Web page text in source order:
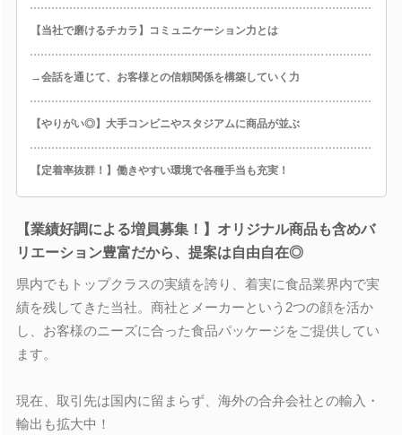
【当社で磨けるチカラ】コミュニケーション力とは
→会話を通じて、お客様との信頼関係を構築していく力
【やりがい◎】大手コンビニやスタジアムに商品が並ぶ
【定着率抜群！】働きやすい環境で各種手当も充実！
【業績好調による増員募集！】オリジナル商品も含めバ
リエーション豊富だから、提案は自由自在◎
県内でもトップクラスの実績を誇り、着実に食品業界内で実
績を残してきた当社。商社とメーカーという2つの顔を活か
し、お客様のニーズに合った食品パッケージをご提供してい
ます。
現在、取引先は国内に留まらず、海外の合弁会社との輸入・
輸出も拡大中！